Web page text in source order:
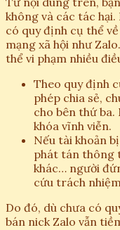
không và các tác
có quy định cụ thể
mạng xã hội như
thể vi phạm nhiều
Theo quy định
phép chia sẻ,
cho bên thứ ba.
khóa vĩnh viễn.
Nếu tài khoản
phát tán thông
khác… người
cứu trách
Do đó, dù chưa có
bán nick Zalo vẫn